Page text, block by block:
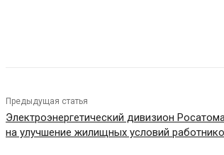
Предыдущая статья
Электроэнергетический дивизион
на улучшение жилищных условий